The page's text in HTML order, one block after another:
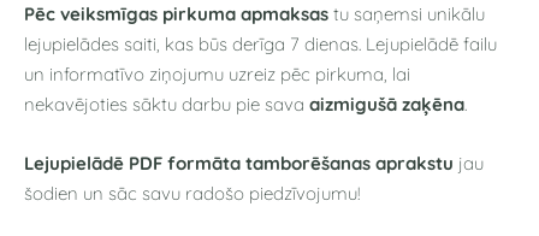
Pēc veiksmīgas pirkuma apmaksas tu saņemsi unikālu
lejupielādes saiti, kas būs derīga 7 dienas. Lejupielādē failu
un informatīvo ziņojumu uzreiz pēc pirkuma, lai
nekavējoties sāktu darbu pie sava aizmigušā zaķēna.
Lejupielādē PDF formāta tamborēšanas aprakstu jau
šodien un sāc savu radošo piedzīvojumu!